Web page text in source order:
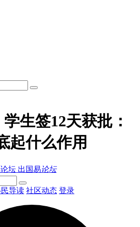
生签12天获批：
起什么作用
出国易论坛
导读 社区动态 登录